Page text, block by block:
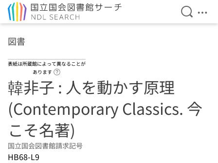
検索を
メ
図書
表紙は所蔵館によって異なることが
あります
韓非子 : 人を動かす原理
(Contemporary Classics. 今
こそ名著)
国立国会図書館請求記号
HB68-L9